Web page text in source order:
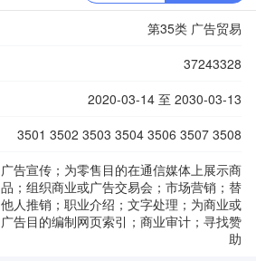
第35类 广告贸易
37243328
2020-03-14 至 2030-03-13
3501 3502 3503 3504 3506 3507 3508
广告宣传；为零售目的在通信媒体上展示商
品；组织商业或广告交易会；市场营销；替
他人推销；职业介绍；文字处理；为商业或
广告目的编制网页索引；商业审计；寻找赞
助